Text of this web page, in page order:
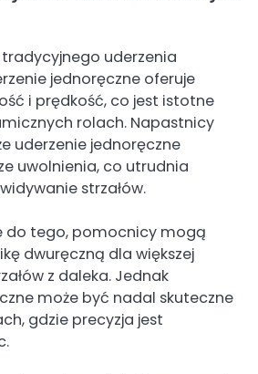
uderzenia
jednoręczne oferuje
i prędkość, co jest istotne
rolach. Napastnicy
uderzenie jednoręczne
uwolnienia, co utrudnia
strzałów.
do tego, pomocnicy mogą
dwuręczną dla większej
z daleka. Jednak
może być nadal skuteczne
gdzie precyzja jest